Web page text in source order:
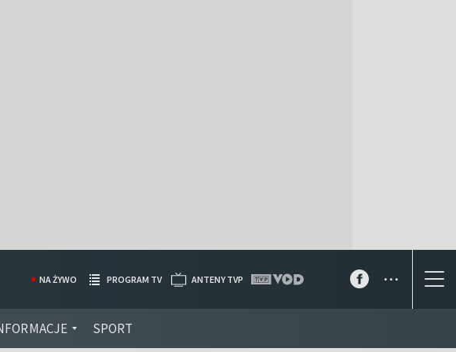
SPORT
NA ŻYWO PROGRAM TV ANTENY TVP ...